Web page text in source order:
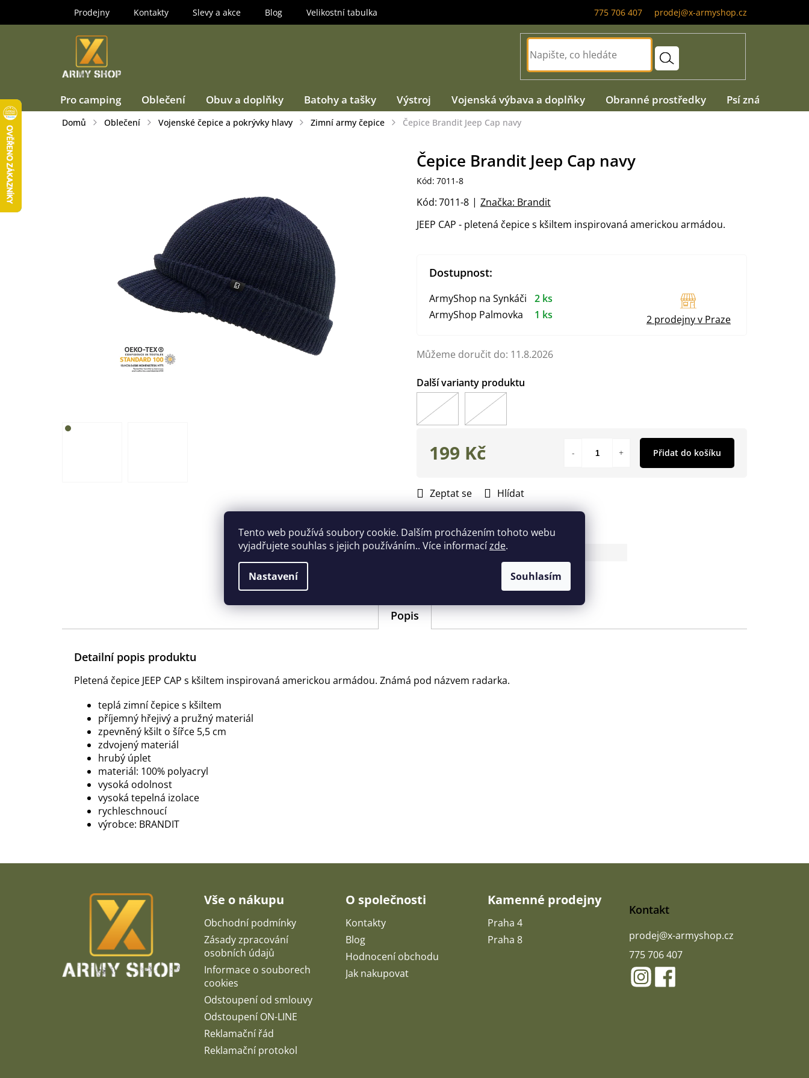
Tento web používá soubory cookie. Dalším procházením tohoto webu
vyjadřujete souhlas s jejich používáním.. Více informacízde.
Nastavení Souhlasím
775 706 407 prodej@x-armyshop.cz
Prodejny Kontakty Slevy a akce Blog Velikostní tabulka
Pro camping Oblečení Obuv a doplňky Batohy a tašky Výstroj Vojenská výbava a doplňky Obranné prostředky Psí známky
Domů Oblečení Vojenské čepice a pokrývky hlavy Zimní army čepice Čepice Brandit Jeep Cap navy
Můžeme doručit do: 11.8.2026
JEEP CAP - pletená čepice s kšiltem inspirovaná americkou armádou.
Zeptat se Hlídat
Doplňkové parametry
EAN:
4051773133279
modrá/navy
Čepice Brandit Jeep Cap navy
Kód: 7011-8
Značka: Brandit
Kód:7011-8
199 Kč Přidat do košíku
Dostupnost:
ArmyShop na Synkáči
2 ks
ArmyShop Palmovka
1 ks 2 prodejny v Praze
Popis
Detailní popis produktu
Pletená čepice JEEP CAP s kšiltem inspirovaná americkou armádou. Známá pod názvem radarka.
teplá zimní čepice s kšiltem
příjemný hřejivý a pružný materiál
zpevněný kšilt o šířce 5,5 cm
zdvojený materiál
hrubý úplet
materiál: 100% polyacryl
vysoká odolnost
vysoká tepelná izolace
rychleschnoucí
výrobce: BRANDIT
Vše o nákupu
Obchodní podmínky
Zásady zpracování
osobních údajů
Informace o souborech
cookies
Odstoupení od smlouvy
Odstoupení ON-LINE
Reklamační řád
Reklamační protokol
O společnosti
Kontakty
Blog
Hodnocení obchodu
Jak nakupovat
Kamenné prodejny
Praha 4
Praha 8
Kontakt
prodej@x-armyshop.cz
775 706 407